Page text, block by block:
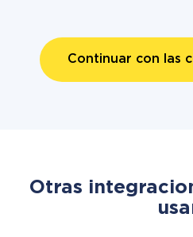
Continuar con las
Otras